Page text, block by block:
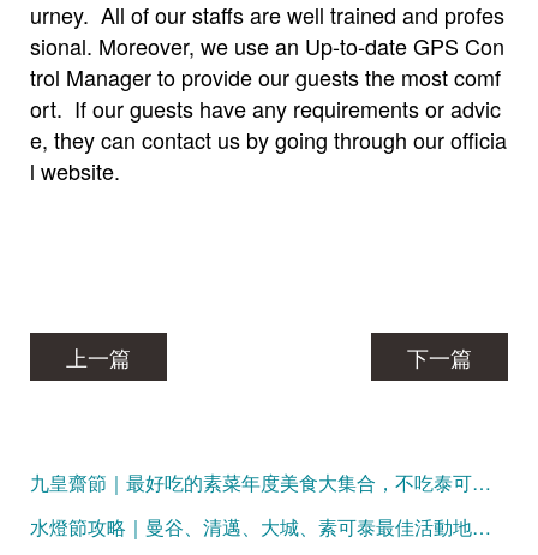
urney. All of our staffs are well trained and profes
sional. Moreover, we use an Up-to-date GPS Con
trol Manager to provide our guests the most comf
ort. If our guests have any requirements or advic
e, they can contact us by going through our officia
l website.
上一篇 下一篇
九皇齋節｜最好吃的素菜年度美食大集合，不吃泰可惜！
水燈節攻略｜曼谷、清邁、大城、素可泰最佳活動地點大盤點